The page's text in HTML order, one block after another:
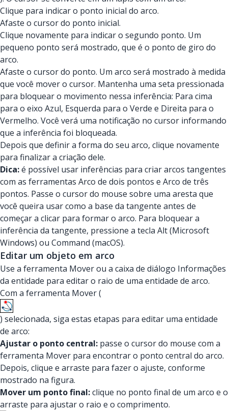
Clique para indicar o ponto inicial do arco.
Afaste o cursor do ponto inicial.
Clique novamente para indicar o segundo ponto. Um
pequeno ponto será mostrado, que é o ponto de giro do
arco.
Afaste o cursor do ponto. Um arco será mostrado à medida
que você mover o cursor. Mantenha uma seta pressionada
para bloquear o movimento nessa inferência: Para cima
para o eixo Azul, Esquerda para o Verde e Direita para o
Vermelho. Você verá uma notificação no cursor informando
que a inferência foi bloqueada.
Depois que definir a forma do seu arco, clique novamente
para finalizar a criação dele.
Dica:é possível usar inferências para criar arcos tangentes
com as ferramentas Arco de dois pontos e Arco de três
pontos. Passe o cursor do mouse sobre uma aresta que
você queira usar como a base da tangente antes de
começar a clicar para formar o arco. Para bloquear a
inferência da tangente, pressione a tecla Alt (Microsoft
Windows) ou Command (macOS).
Editar um objeto em arco
Use a ferramenta Mover ou a caixa de diálogo Informações
da entidade para editar o raio de uma entidade de arco.
Com a ferramenta Mover (
) selecionada, siga estas etapas para editar uma entidade
de arco:
Ajustar o ponto central: passe o cursor do mouse com a
ferramenta Mover para encontrar o ponto central do arco.
Depois, clique e arraste para fazer o ajuste, conforme
mostrado na figura.
Mover um ponto final:clique no ponto final de um arco e o
arraste para ajustar o raio e o comprimento.